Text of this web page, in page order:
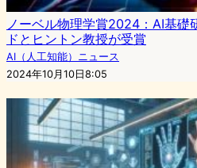
ノーベル物理学賞2024：AI基礎
ドとヒントン教授が受賞
AI（人工知能）ニュース
2024年10月10日8:05